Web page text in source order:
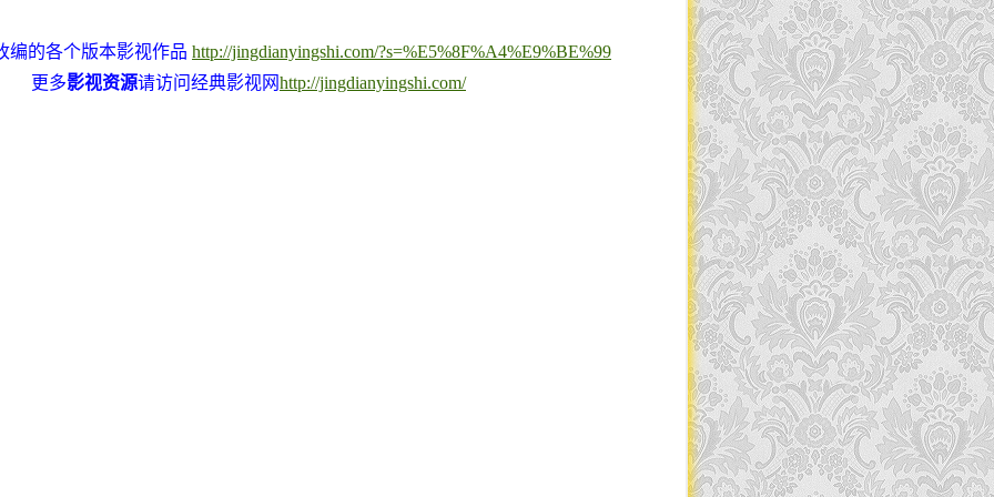
编的各个版本影视作品 http://jingdianyingshi.com/?s=%E5%8F%A4%E9%BE%99
更多影视资源请访问经典影视网http://jingdianyingshi.com/